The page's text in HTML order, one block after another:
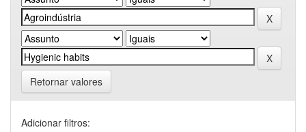
Retornar valores
Adicionar filtros: